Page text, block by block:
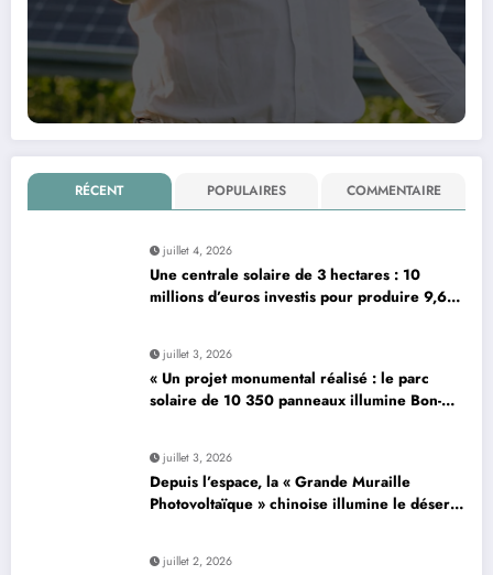
RÉCENT POPULAIRES COMMENTAIRE
juillet 4, 2026
Une centrale solaire de 3 hectares : 10
millions d’euros investis pour produire 9,6
juillet 3, 2026
« Un projet monumental réalisé : le parc
solaire de 10 350 panneaux illumine Bon-…
juillet 3, 2026
Depuis l’espace, la « Grande Muraille
Photovoltaïque » chinoise illumine le désert
juillet 2, 2026